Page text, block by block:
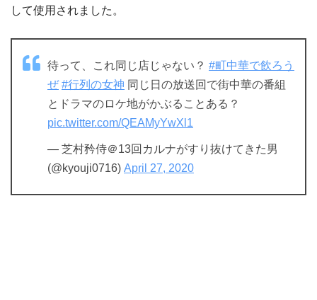
して使用されました。
待って、これ同じ店じゃない？ #町中華で飲ろう
ぜ #行列の女神 同じ日の放送回で街中華の番組
とドラマのロケ地がかぶることある？
pic.twitter.com/QEAMyYwXl1
— 芝村矜侍＠13回カルナがすり抜けてきた男
(@kyouji0716) April 27, 2020